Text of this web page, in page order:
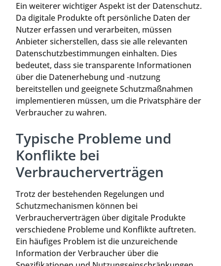
Ein weiterer wichtiger Aspekt ist der Datenschutz.
Da digitale Produkte oft persönliche Daten der
Nutzer erfassen und verarbeiten, müssen
Anbieter sicherstellen, dass sie alle relevanten
Datenschutzbestimmungen einhalten. Dies
bedeutet, dass sie transparente Informationen
über die Datenerhebung und -nutzung
bereitstellen und geeignete Schutzmaßnahmen
implementieren müssen, um die Privatsphäre der
Verbraucher zu wahren.
Typische Probleme und
Konflikte bei
Verbraucherverträgen
Trotz der bestehenden Regelungen und
Schutzmechanismen können bei
Verbraucherverträgen über digitale Produkte
verschiedene Probleme und Konflikte auftreten.
Ein häufiges Problem ist die unzureichende
Information der Verbraucher über die